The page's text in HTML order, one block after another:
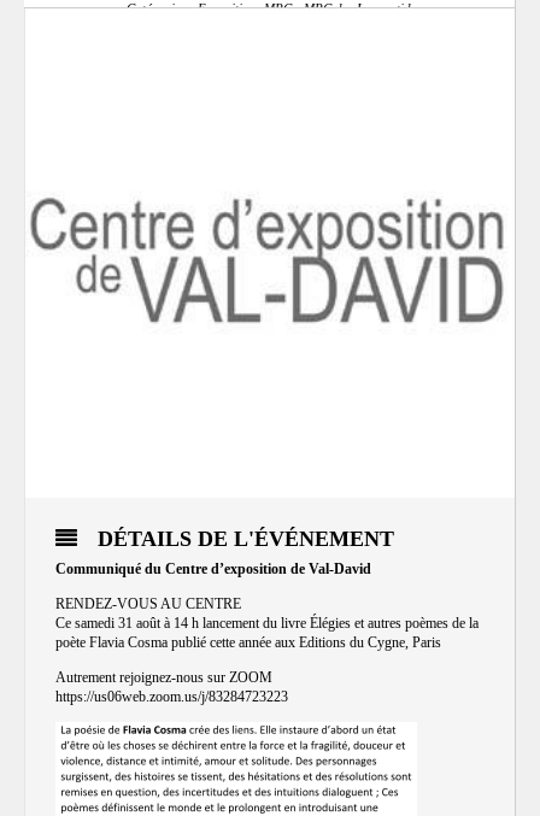
Catégories: Exposition MRC: MRC des Laurentides
DÉTAILS DE L'ÉVÉNEMENT
Communiqué du Centre d’exposition de Val-David
RENDEZ-VOUS AU CENTRE
Ce samedi 31 août à 14 h lancement du livre Élégies et autres poèmes de la
poète Flavia Cosma publié cette année aux Editions du Cygne, Paris
Autrement rejoignez-nous sur ZOOM
https://us06web.zoom.us/j/83284723223